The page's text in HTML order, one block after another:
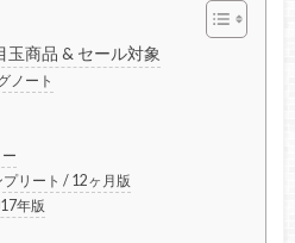
玉商品 & セール対象
ノート
リート / 12ヶ月版
年版